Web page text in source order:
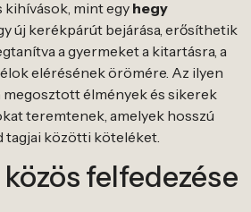
kihívások, mint egy hegy
új kerékpárút bejárása, erősíthetik
a gyermeket a kitartásra, a
elérésének örömére. Az ilyen
élmények és sikerek
teremtenek, amelyek hosszú
tagjai közötti köteléket.
felfedezése